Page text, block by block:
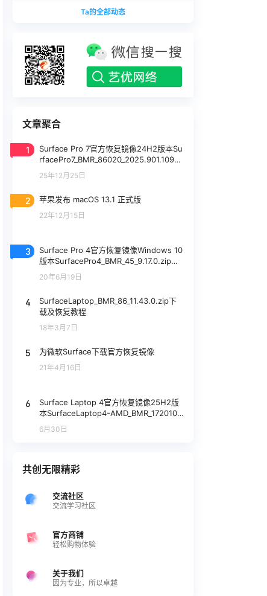
SurfaceLaptopStudio_BMR_12010_2026.402.11
740375.zip网盘下载
Ta的全部动态
文章聚合
1
Surface Pro 7官方恢复镜像24H2版本Su
rfacePro7_BMR_86020_2025.901.10922
483.zip网盘下载
25年12月25日
2 苹果发布 macOS 13.1 正式版
22年12月15日
3
Surface Pro 4官方恢复镜像Windows 10
版本SurfacePro4_BMR_45_9.17.0.zip网
盘下载
20年6月19日
4
SurfaceLaptop_BMR_86_11.43.0.zip下
载及恢复教程
18年3月7日
5 为微软Surface下载官方恢复镜像
21年4月16日
6
Surface Laptop 4官方恢复镜像25H2版
本SurfaceLaptop4-AMD_BMR_172010_
2026.402.11949415.zip网盘下载
6月30日
共创无限精彩
交流社区
交流学习社区
官方商铺
轻松购物体验
关于我们
因为专业，所以卓越